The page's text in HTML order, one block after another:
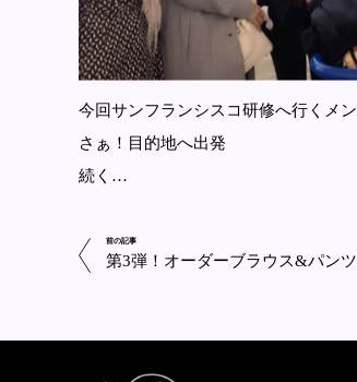
今回サンフランシスコ研修へ行くメ
さぁ！目的地へ出発
続く…
前の記事
第3弾！オーダーブラウス&パン